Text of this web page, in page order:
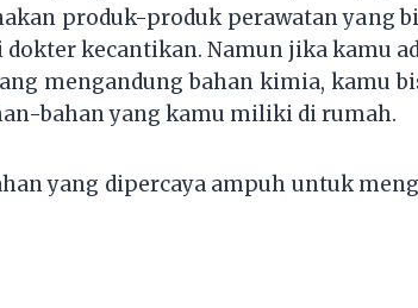
produk-produk perawatan yang
dokter kecantikan. Namun jika kamu
mengandung bahan kimia, kamu
bahan yang kamu miliki di rumah.
yang dipercaya ampuh untuk